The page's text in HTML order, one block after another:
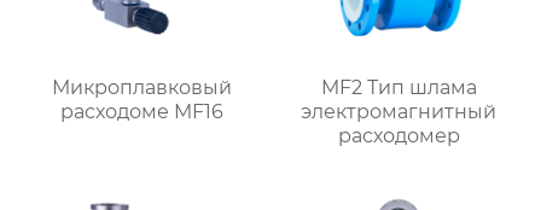
Микроплавковый
расходоме MF16
MF2 Тип шлама
электромагнитный
расходомер